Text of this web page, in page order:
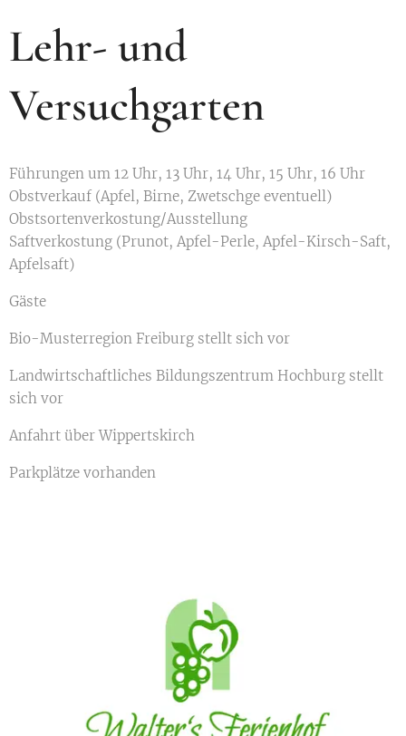
Lehr- und
Versuchgarten
Führungen um 12 Uhr, 13 Uhr, 14 Uhr, 15 Uhr, 16 Uhr
Obstverkauf (Apfel, Birne, Zwetschge eventuell)
Obstsortenverkostung/Ausstellung
Saftverkostung (Prunot, Apfel-Perle, Apfel-Kirsch-Saft,
Apfelsaft)
Gäste
Bio-Musterregion Freiburg stellt sich vor
Landwirtschaftliches Bildungszentrum Hochburg stellt
sich vor
Anfahrt über Wippertskirch
Parkplätze vorhanden